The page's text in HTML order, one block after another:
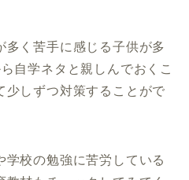
多く苦手に感じる子供が多
自学ネタと親しんでおくこ
少しずつ対策することがで
学校の勉強に苦労している